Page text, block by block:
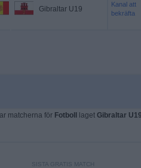
Gibraltar U19
Kanal att
bekräfta
matcherna för Fotboll laget Gibraltar
SISTA GRATIS MATCH